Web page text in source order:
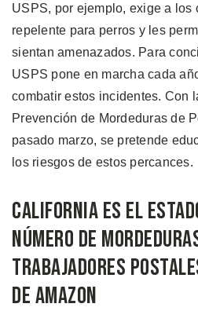
USPS, por ejemplo, exige a los
repelente para perros y les
sientan amenazados. Para
USPS pone en marcha cada
combatir estos incidentes. Con
Prevención de Mordeduras de
pasado marzo, se pretende
los riesgos de estos percances.
California es el
Número de
Trabajadores
de Amazon